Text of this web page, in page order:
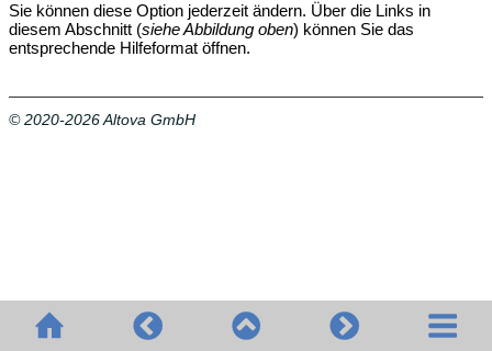
Sie können diese Option jederzeit ändern. Über die Links in
diesem Abschnitt (siehe Abbildung oben) können Sie das
entsprechende Hilfeformat öffnen.
© 2020-2026 Altova GmbH